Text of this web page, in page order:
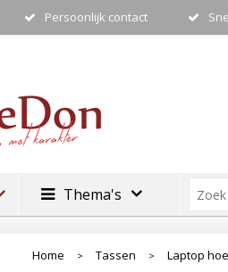
Persoonlijk contact
Thema's
Home > Tassen > Laptop